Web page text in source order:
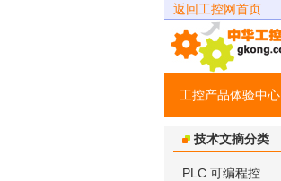
返回工控网首页
工控产品体验中心
技术文摘分类